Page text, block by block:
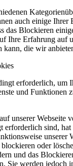
auch einige Ihrer
das Blockieren
Ihre Erfahrung auf
kann, die wir
erforderlich, um
und Funktionen
unserer Webseite
erforderlich sind,
unserer
oder
und das
Sie werden jedoch